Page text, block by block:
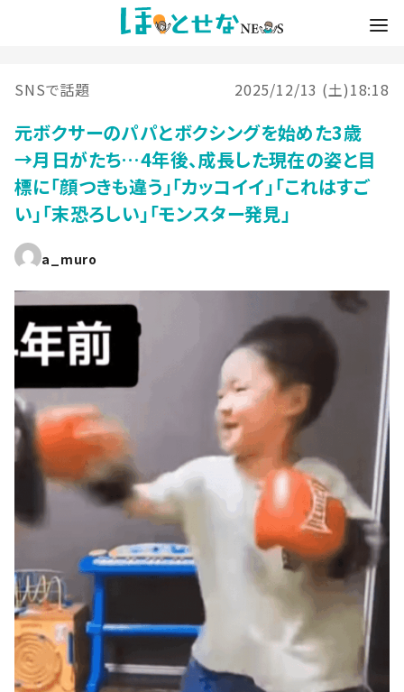
SNSで話題 2025/12/13 (土)18:18
元ボクサーのパパとボクシングを始めた3歳
→月日がたち…4年後、成長した現在の姿と目
標に「顔つきも違う」「カッコイイ」「これはすご
い」「末恐ろしい」「モンスター発見」
a_muro